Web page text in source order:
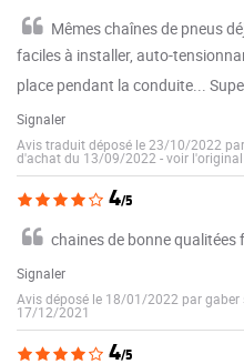
Mêmes chaînes de pneus
faciles à installer, auto-
place pendant la conduite...
Signaler
Avis traduit déposé le 23/10/2022
d'achat du 13/09/2022 -voir
4/5
chaines de bonne qualitées
Signaler
Avis déposé le 18/01/2022 par gaber
17/12/2021
4/5